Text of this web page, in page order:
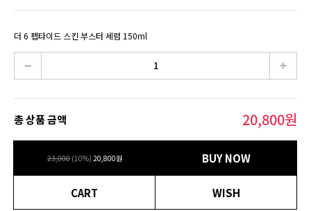
더 6 펩타이드 스킨 부스터 세럼 150ml
총 상품 금액 20,800원
23,000 (10%) 20,800원 BUY NOW
CART WISH